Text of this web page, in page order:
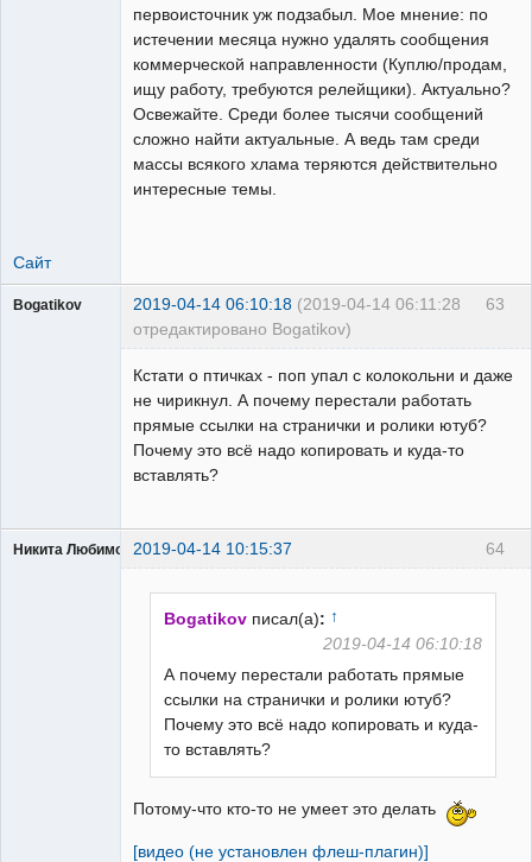
первоисточник уж подзабыл. Мое мнение: по
истечении месяца нужно удалять сообщения
коммерческой направленности (Куплю/продам,
ищу работу, требуются релейщики). Актуально?
Освежайте. Среди более тысячи сообщений
сложно найти актуальные. А ведь там среди
массы всякого хлама теряются действительно
интересные темы.
Сайт
63
Bogatikov 2019-04-14 06:10:18 (2019-04-14 06:11:28
отредактировано Bogatikov)
Кстати о птичках - поп упал с колокольни и даже
не чирикнул. А почему перестали работать
прямые ссылки на странички и ролики ютуб?
Почему это всё надо копировать и куда-то
вставлять?
64
Никита Любимов 2019-04-14 10:15:37
Bogatikov писал(а): ↑
2019-04-14 06:10:18
А почему перестали работать прямые
ссылки на странички и ролики ютуб?
Почему это всё надо копировать и куда-
то вставлять?
Потому-что кто-то не умеет это делать
[видео (не установлен флеш-плагин)]